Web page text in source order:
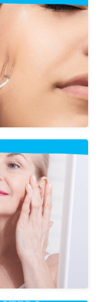
de sustancias
y vitaminas
Hidrata la
y el efecto
sobre
líneas finas de
estimulando la
y elastina,
y arrugas y
de la
tensado/
pueden durar
la duración
factores